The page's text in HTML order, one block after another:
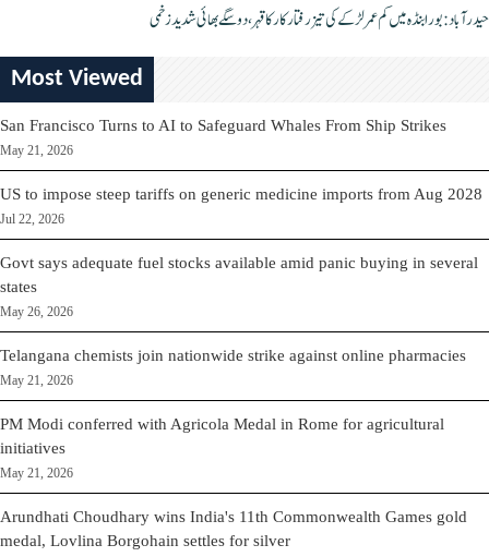
حیدرآباد: بورابنڈہ میں کم عمر لڑکے کی تیز رفتار کار کا قہر، دو سگے بھائی شدید زخمی
Most Viewed
San Francisco Turns to AI to Safeguard Whales From Ship Strikes
May 21, 2026
US to impose steep tariffs on generic medicine imports from Aug 2028
Jul 22, 2026
Govt says adequate fuel stocks available amid panic buying in several
states
May 26, 2026
Telangana chemists join nationwide strike against online pharmacies
May 21, 2026
PM Modi conferred with Agricola Medal in Rome for agricultural
initiatives
May 21, 2026
Arundhati Choudhary wins India's 11th Commonwealth Games gold
medal, Lovlina Borgohain settles for silver